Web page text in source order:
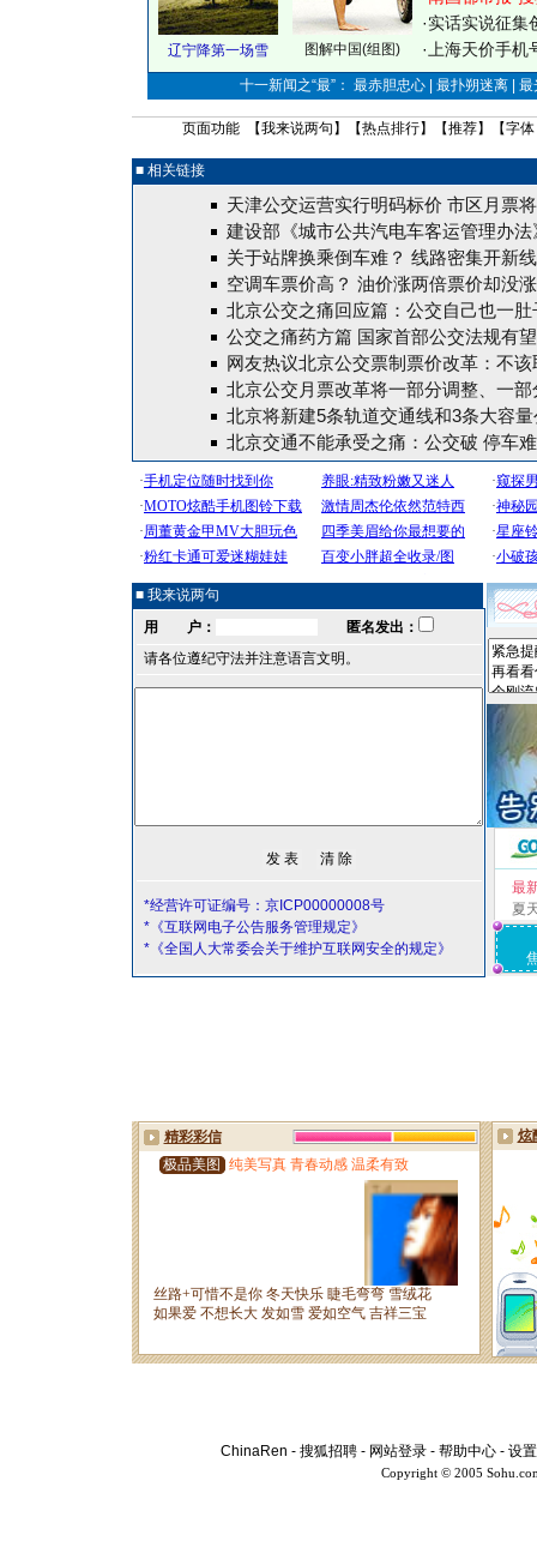
辽宁降第一场雪 图解中国(组图)
·实话实说征集
· 上海天价手
十一新闻之“最”： 最赤胆忠心 | 最扑朔迷离 |
页面功能 【我来说两句 】【热点排行】【推荐】【字体
■ 相关链接
天津公交运营实行明码标价 市区月票
建设部《城市公共汽电车客运管理办法
关于站牌换乘倒车难？ 线路密集开新
空调车票价高？ 油价涨两倍票价却没涨
北京公交之痛回应篇：公交自己也一肚
公交之痛药方篇 国家首部公交法规有
网友热议北京公交票制票价改革：不
北京公交月票改革将一部分调整、一部
北京将新建5条轨道交通线和3条大容
北京交通不能承受之痛：公交破 停车
■ 我来说两句
用 户：
匿名发出：
请各位遵纪守法并注意语言文明。
*经营许可证编号：京ICP00000008号
*《互联网电子公告服务管理规定》
*《全国人大常委会关于维护互联网安全的规定》
最
夏
ChinaRen - 搜狐招聘 - 网站登录 - 帮助中心 - 设
Copyright © 2005